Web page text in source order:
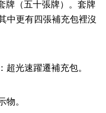
牌（五十張牌）。套牌
中更有四張補充包裡沒
光速躍遷補充包。
。